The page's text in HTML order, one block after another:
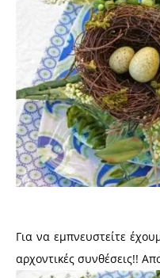
Για να εμπνευστείτε
αρχοντικές συνθέσεις!!